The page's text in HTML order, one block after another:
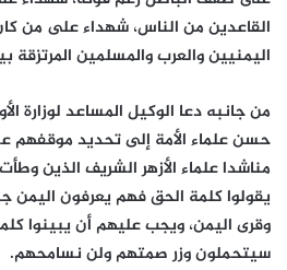
القاعدين من الناس، شهداء على من
اليمنيين والعرب والمسلمين المرتزقة
من جانبه دعا الوكيل المساعد لوزارة
حسن علماء الأمة إلى تحديد موقفهم
مناشدا علماء الأزهر الشريف الذين
يقولوا كلمة الحق فهم يعرفون اليمن
وقرى اليمن، ويجب عليهم أن يبينوا
سيتحملون وزر صمتهم ولن نسامحهم.